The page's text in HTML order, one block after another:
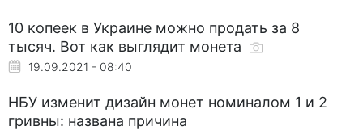
10 копеек в Украине можно продать за 8
тысяч. Вот как выглядит монета
19.09.2021 - 08:40
НБУ изменит дизайн монет номиналом 1 и 2
гривны: названа причина